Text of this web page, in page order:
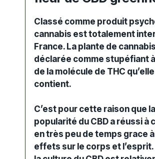
Classé comme produit
cannabis est totalement
France. La plante de
déclarée comme stupéfiant
de la molécule de THC qu’elle
contient.
C’est pour cette raison que la
popularité du CBD a réussi à
en très peu de temps grace
effets sur le corps et l’esprit.